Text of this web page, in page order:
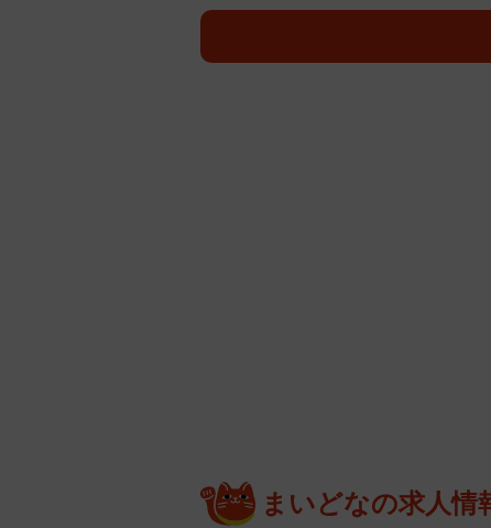
まいどなの求人情